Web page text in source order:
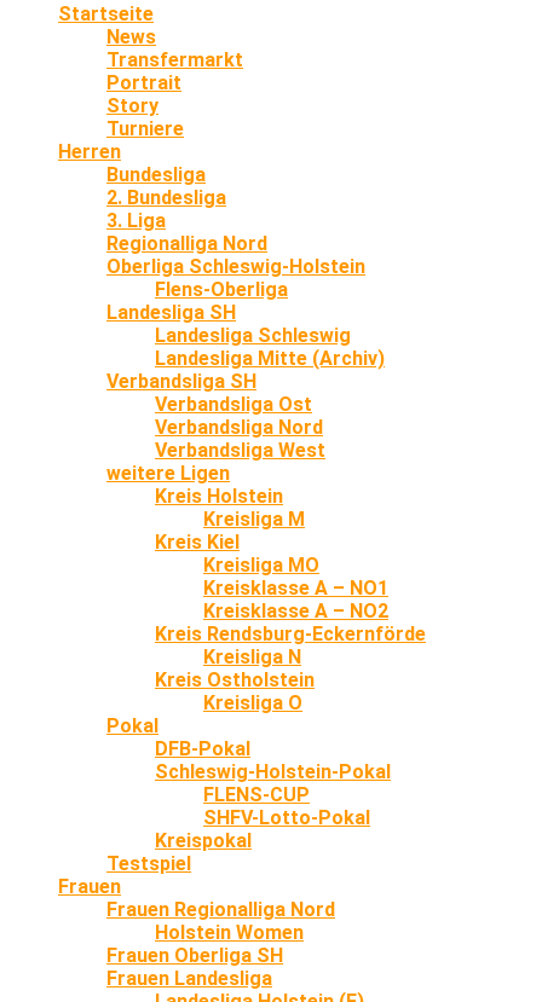
Startseite
News
Transfermarkt
Portrait
Story
Turniere
Herren
Bundesliga
2. Bundesliga
3. Liga
Regionalliga Nord
Oberliga Schleswig-Holstein
Flens-Oberliga
Landesliga SH
Landesliga Schleswig
Landesliga Mitte (Archiv)
Verbandsliga SH
Verbandsliga Ost
Verbandsliga Nord
Verbandsliga West
weitere Ligen
Kreis Holstein
Kreisliga M
Kreis Kiel
Kreisliga MO
Kreisklasse A – NO1
Kreisklasse A – NO2
Kreis Rendsburg-Eckernförde
Kreisliga N
Kreis Ostholstein
Kreisliga O
Pokal
DFB-Pokal
Schleswig-Holstein-Pokal
FLENS-CUP
SHFV-Lotto-Pokal
Kreispokal
Testspiel
Frauen
Frauen Regionalliga Nord
Holstein Women
Frauen Oberliga SH
Frauen Landesliga